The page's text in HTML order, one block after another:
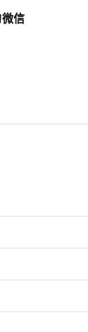
信